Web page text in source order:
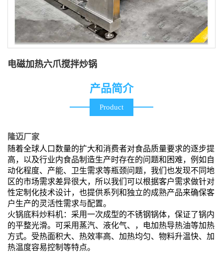
电磁加热六爪搅拌炒锅
产品简介
Product
隆迈厂家
随着全球人口数量的扩大和消费者对食品质量要求的逐步提
高，以及行业内食品制造生产时存在的问题和困难，例如自
动化程度、产能、卫生需求等瓶颈问题，我们也发现不同地
区的市场需求差异很大，所以我们可以根据客户需求做针对
性定制化技术设计，也提供系列和独立的成熟产品来确保客
户生产的灵活性需求与配置。
火锅底料炒料机：采用一次成型的不锈钢锅体，保证了锅内
的平整光滑。可采用蒸汽、液化气、，电加热导热油等加热
方式。受热面积大、热效率高、加热均匀、物料升温快、加
热温度容易控制等特点。